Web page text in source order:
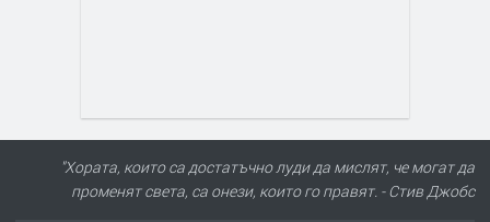
"Хората, които са достатъчно луди да мислят, че могат да
променят света, са онези, които го правят. - Стив Джобс